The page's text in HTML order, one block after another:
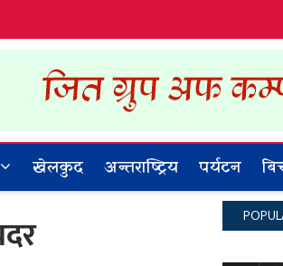
Khabar
NEPAL
खेलकुद अन्तराष्ट्रिय पर्यटन